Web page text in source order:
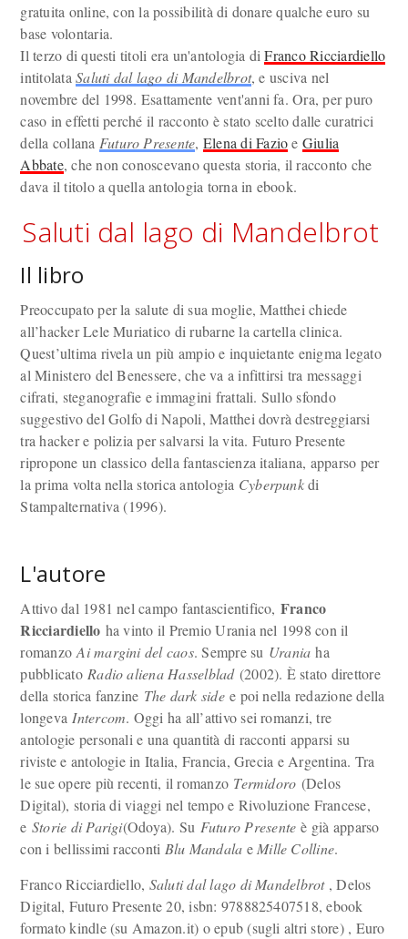
gratuita online, con la possibilità di donare qualche euro su
base volontaria.
Il terzo di questi titoli era un'antologia diFranco Ricciardiello
intitolataSaluti dal lago di Mandelbrot, e usciva nel
novembre del 1998. Esattamente vent'anni fa. Ora, per puro
caso in effetti perché il racconto è stato scelto dalle curatrici
della collana Futuro Presente, Elena di Fazioe Giulia
Abbate, che non conoscevano questa storia, il racconto che
dava il titolo a quella antologia torna in ebook.
Saluti dal lago di Mandelbrot
Il libro
Preoccupato per la salute di sua moglie, Matthei chiede
all’hacker Lele Muriatico di rubarne la cartella clinica.
Quest’ultima rivela un più ampio e inquietante enigma legato
al Ministero del Benessere, che va a infittirsi tra messaggi
cifrati, steganografie e immagini frattali. Sullo sfondo
suggestivo del Golfo di Napoli, Matthei dovrà destreggiarsi
tra hacker e polizia per salvarsi la vita. Futuro Presente
ripropone un classico della fantascienza italiana, apparso per
la prima volta nella storica antologia Cyberpunkdi
Stampalternativa (1996).
L'autore
Attivo dal 1981 nel campo fantascientifico, Franco
Ricciardiello ha vinto il Premio Urania nel 1998 con il
romanzoAi margini del caos. Sempre su Urania ha
pubblicato Radio aliena Hasselblad(2002). È stato direttore
della storica fanzine The dark sidee poi nella redazione della
longeva Intercom. Oggi ha all’attivo sei romanzi, tre
antologie personali e una quantità di racconti apparsi su
riviste e antologie in Italia, Francia, Grecia e Argentina. Tra
le sue opere più recenti, il romanzo Termidoro (Delos
Digital), storia di viaggi nel tempo e Rivoluzione Francese,
e Storie di Parigi(Odoya). Su Futuro Presente è già apparso
con i bellissimi racconti Blu Mandala e Mille Colline.
Franco Ricciardiello, Saluti dal lago di Mandelbrot, Delos
Digital, Futuro Presente 20, isbn: 9788825407518, ebook
formato kindle (su Amazon.it) o epub (sugli altri store) , Euro